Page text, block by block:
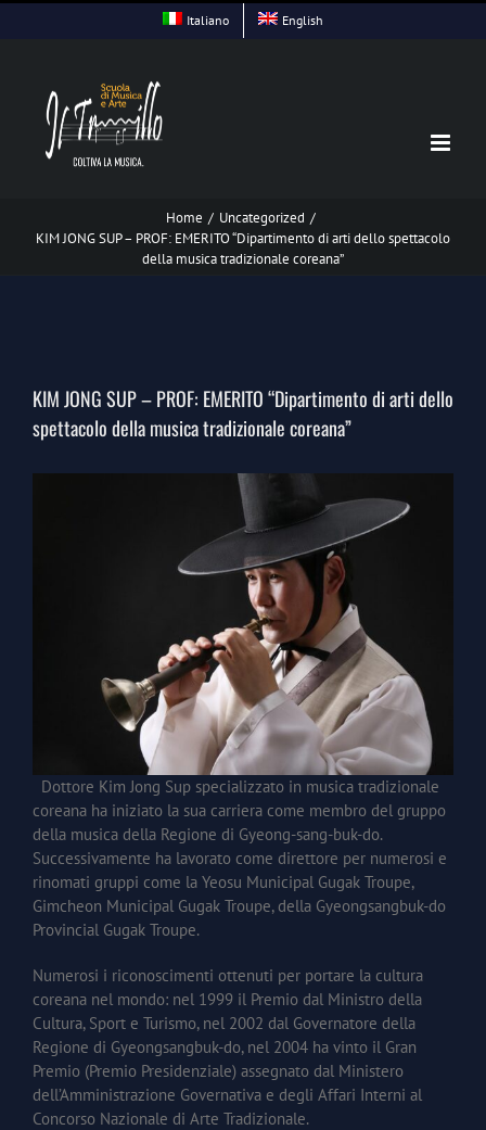
Skip
Italiano English
Home / Uncategorized /
KIM JONG SUP – PROF: EMERITO “Dipartimento di arti dello spettacolo
della musica tradizionale coreana”
KIM JONG SUP – PROF: EMERITO “Dipartimento di arti dello
spettacolo della musica tradizionale coreana”
Dottore Kim Jong Sup specializzato in musica tradizionale
coreana ha iniziato la sua carriera come membro del gruppo
della musica della Regione di Gyeong-sang-buk-do.
Successivamente ha lavorato come direttore per numerosi e
rinomati gruppi come la Yeosu Municipal Gugak Troupe,
Gimcheon Municipal Gugak Troupe, della Gyeongsangbuk-do
Provincial Gugak Troupe.
Numerosi i riconoscimenti ottenuti per portare la cultura
coreana nel mondo: nel 1999 il Premio dal Ministro della
Cultura, Sport e Turismo, nel 2002 dal Governatore della
Regione di Gyeongsangbuk-do, nel 2004 ha vinto il Gran
Premio (Premio Presidenziale) assegnato dal Ministero
dell’Amministrazione Governativa e degli Affari Interni al
Concorso Nazionale di Arte Tradizionale.